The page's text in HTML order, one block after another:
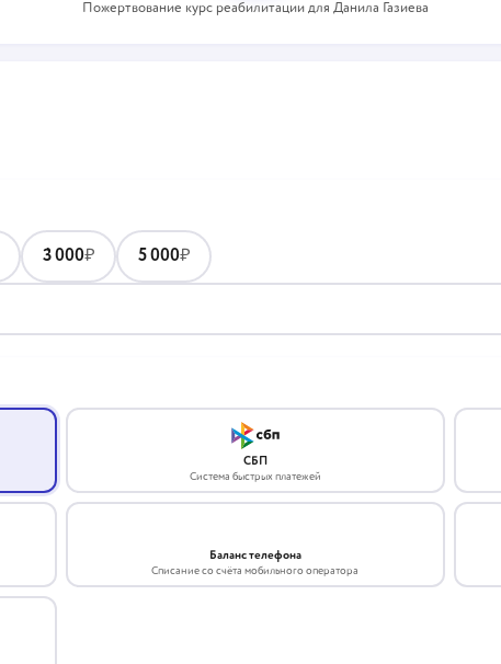
Пожертвование курс реабилитации для Данила Газиева
3 000₽ 5 000₽
СБП
Система быстрых платежей
Баланс телефона
Списание со счёта мобильного оператора